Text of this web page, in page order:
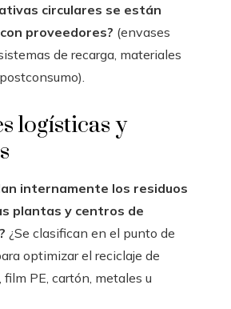
circulares se están
proveedores? (envases
de recarga, materiales
logísticas y
internamente los residuos
plantas y centros de
¿Se clasifican en el punto de
optimizar el reciclaje de
film PE, cartón, metales u